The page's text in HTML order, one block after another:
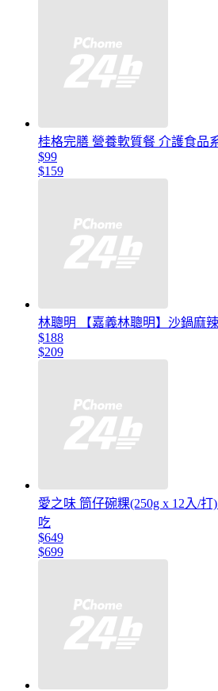
桂格完膳 營養軟質餐 介護食品
$99
$159
林聰明 【嘉義林聰明】沙鍋麻
$188
$209
愛之味 筒仔碗粿(250g x 12入/
吃
$649
$699